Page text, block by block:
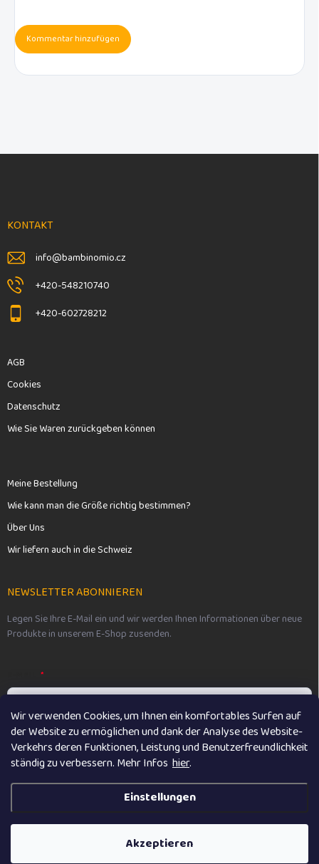
Wir verwenden Cookies, um Ihnen ein komfortables Surfen auf
der Website zu ermöglichen und dank der Analyse des Website-
Verkehrs deren Funktionen, Leistung und Benutzerfreundlichkeit
ständig zu verbessern. Mehr Infos hier.
Einstellungen
Akzeptieren
Kommentar hinzufügen
F
e
KONTAKT
info@bambinomio.cz
+420-548210740
+420-602728212
AGB
Cookies
Datenschutz
Wie Sie Waren zurückgeben können
Meine Bestellung
Wie kann man die Größe richtig bestimmen?
Über Uns
Wir liefern auch in die Schweiz
NEWSLETTER ABONNIEREN
Legen Sie Ihre E-Mail ein und wir werden Ihnen Informationen über neue
Produkte in unserem E-Shop zusenden.
Vložením e-mailu souhlasíte spodmínkami ochrany osobních údajů
Anmelden
Erstellt von Shoptet
Vikibaby . Alle Rechte vorbehalten.